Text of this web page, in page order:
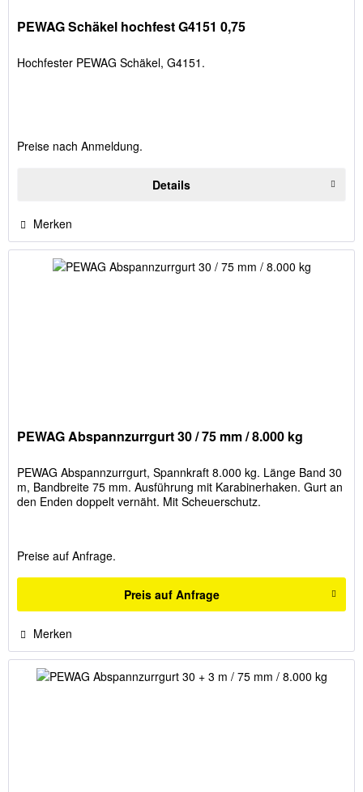
PEWAG Schäkel hochfest G4151 0,75
Hochfester PEWAG Schäkel, G4151.
Preise nach Anmeldung.
Details
Merken
PEWAG Abspannzurrgurt 30 / 75 mm / 8.000 kg
PEWAG Abspannzurrgurt, Spannkraft 8.000 kg. Länge Band 30
m, Bandbreite 75 mm. Ausführung mit Karabinerhaken. Gurt an
den Enden doppelt vernäht. Mit Scheuerschutz.
Preise auf Anfrage.
Preis auf Anfrage
Merken